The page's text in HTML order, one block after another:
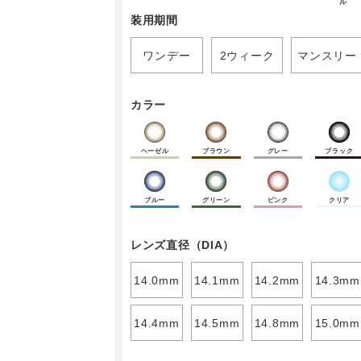
ル
装用期間
ワンデー 2ウィーク マンスリー
カラー
ヘーゼル ブラウン グレー ブラック
ブルー グリーン ピンク クリア
レンズ直径（DIA）
14.0mm 14.1mm 14.2mm 14.3mm
14.4mm 14.5mm 14.8mm 15.0mm